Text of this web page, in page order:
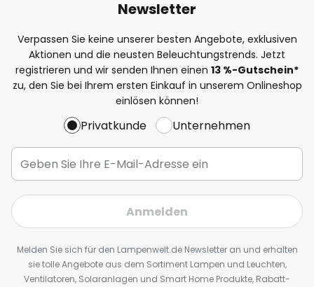
Newsletter
Verpassen Sie keine unserer besten Angebote, exklusiven
Aktionen und die neusten Beleuchtungstrends. Jetzt
registrieren und wir senden Ihnen einen 13 %-Gutschein*
zu, den Sie bei Ihrem ersten Einkauf in unserem Onlineshop
einlösen können!
Privatkunde Unternehmen
Anmelden
Melden Sie sich für den Lampenwelt.de Newsletter an und erhalten
sie tolle Angebote aus dem Sortiment Lampen und Leuchten,
Ventilatoren, Solaranlagen und Smart Home Produkte, Rabatt-